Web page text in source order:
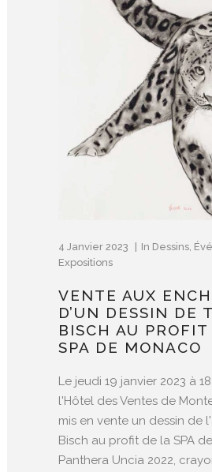
4 Janvier 2023 In Dessins
Expositions
VENTE AUX
D’UN DESSIN DE
BISCH AU
SPA DE MONACO
Le jeudi 19 janvier 2023 à
l'Hôtel des Ventes de
mis en vente un dessin de
Bisch au profit de la SPA
Panthera Uncia 2022,